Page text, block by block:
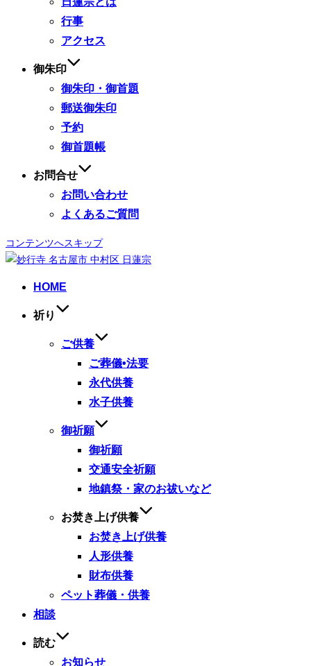
行事
アクセス
御朱印
御朱印・御首題
郵送御朱印
予約
御首題帳
お問合せ
お問い合わせ
よくあるご質問
コンテンツへスキップ
HOME
祈り
ご供養
ご葬儀•法要
永代供養
水子供養
御祈願
御祈願
交通安全祈願
地鎮祭・家のお祓いなど
お焚き上げ供養
お焚き上げ供養
人形供養
財布供養
ペット葬儀・供養
相談
読む
お知らせ